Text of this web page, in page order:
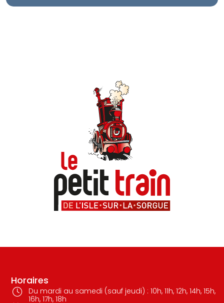
Horaires
Du mardi au samedi (sauf jeudi) : 10h, 11h, 12h, 14h, 15h,
16h, 17h, 18h